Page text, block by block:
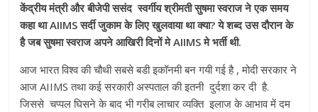
केंद्रीय मंत्री और बीजेपी ससंद स्वर्गीय श्रीमती सुषमा स्वराज ने एक समय
कहा था AIIMS सर्दी जुकाम के लिए खुलवाया था क्या? ये शब्द उस दौरान के
है जब सुषमा स्वराज अपने आखिरी दिनों मे AIIMS मे भर्ती थी.
आज भारत विश्व की चौथी सबसे बडी इकॉनमी बन गयी गई है , मोदी सरकार ने
आज AIIMS तथा कई सरकारी अस्पताल की इतनी दुर्दशा कर दी है.
जिससे चप्पल घिसने के बाद भी गरीब लाचार व्यक्ति इलाज के आभाव में दम